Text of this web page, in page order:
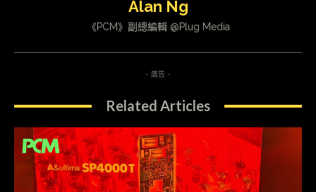
Alan Ng
《PCM》副總編輯 @Plug Media
- 廣告 -
Related Articles